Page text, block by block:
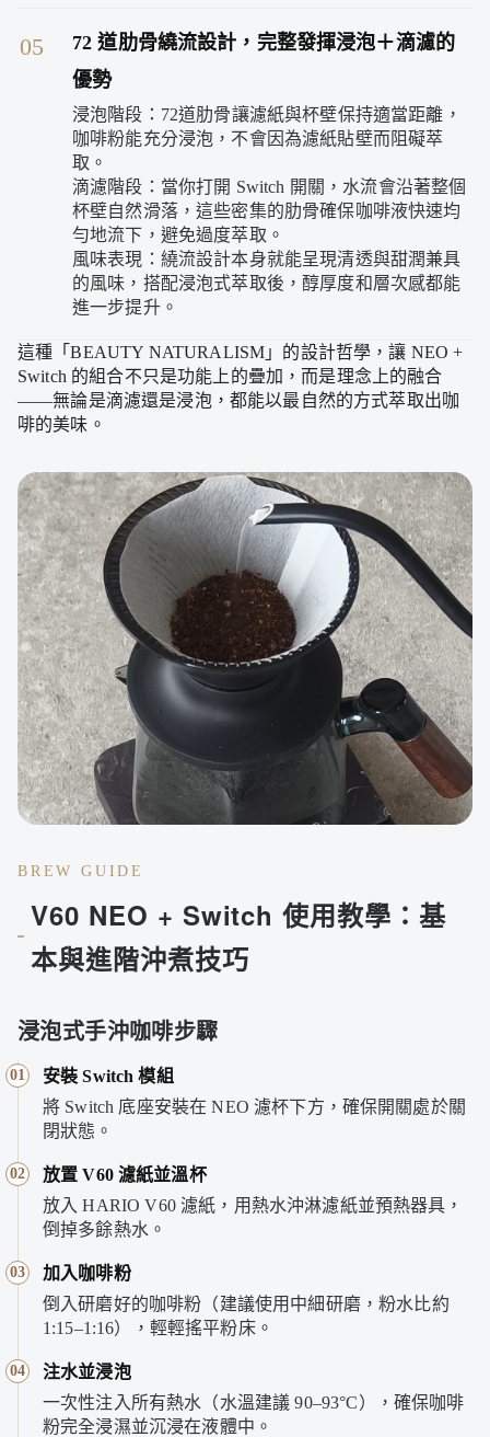
05
72 道肋骨繞流設計，完整發揮浸泡＋滴濾的
優勢
浸泡階段：72道肋骨讓濾紙與杯壁保持適當距離，
咖啡粉能充分浸泡，不會因為濾紙貼壁而阻礙萃
取。
滴濾階段：當你打開 Switch 開關，水流會沿著整個
杯壁自然滑落，這些密集的肋骨確保咖啡液快速均
勻地流下，避免過度萃取。
風味表現：繞流設計本身就能呈現清透與甜潤兼具
的風味，搭配浸泡式萃取後，醇厚度和層次感都能
進一步提升。
這種「BEAUTY NATURALISM」的設計哲學，讓 NEO +
Switch 的組合不只是功能上的疊加，而是理念上的融合
——無論是滴濾還是浸泡，都能以最自然的方式萃取出咖
啡的美味。
BREW GUIDE
V60 NEO + Switch 使用教學：基
本與進階沖煮技巧
浸泡式手沖咖啡步驟
01
安裝 Switch 模組
將 Switch 底座安裝在 NEO 濾杯下方，確保開關處於關
閉狀態。
02
放置 V60 濾紙並溫杯
放入 HARIO V60 濾紙，用熱水沖淋濾紙並預熱器具，
倒掉多餘熱水。
03
加入咖啡粉
倒入研磨好的咖啡粉（建議使用中細研磨，粉水比約
1:15–1:16），輕輕搖平粉床。
04
注水並浸泡
一次性注入所有熱水（水溫建議 90–93°C），確保咖啡
粉完全浸濕並沉浸在液體中。